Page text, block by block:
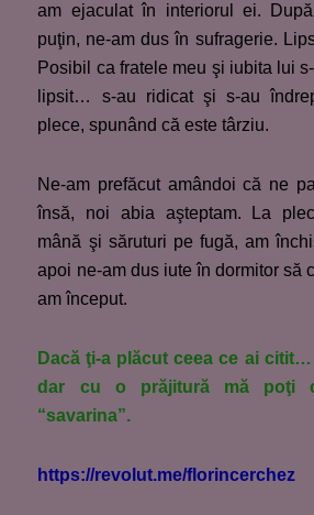
am ejaculat în interiorul ei.
puţin, ne-am dus în sufragerie.
Posibil ca fratele meu şi iubita lui
lipsit… s-au ridicat şi s-au
plece, spunând că este târziu.
Ne-am prefăcut amândoi că ne
însă, noi abia aşteptam. La
mână şi săruturi pe fugă, am
apoi ne-am dus iute în dormitor să
am început.
Dacă ţi-a plăcut ceea ce ai
dar cu o prăjitură mă poţi
“savarina”.
https://revolut.me/florincerchez